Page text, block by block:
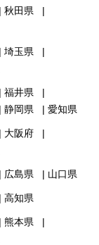
秋田県
埼玉県
福井県
静岡県 愛知県
大阪府
広島県 山口県
高知県
熊本県